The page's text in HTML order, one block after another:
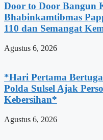
Door to Door Bangun
Bhabinkamtibmas
110 dan Semangat
Agustus 6, 2026
*Hari Pertama
Polda Sulsel Ajak
Kebersihan*
Agustus 6, 2026